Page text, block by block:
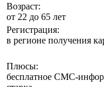
Возраст:
от 22 до 65 лет
Регистрация:
в регионе получения
Плюсы:
бесплатное СМС-